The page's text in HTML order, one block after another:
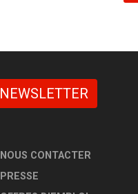
NOUS CONTACTER
PRESSE